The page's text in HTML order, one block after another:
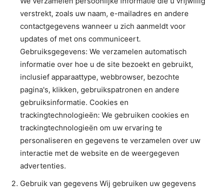
verstrekt, zoals uw naam, e-mailadres en andere
contactgegevens wanneer u zich aanmeldt voor
updates of met ons communiceert.
Gebruiksgegevens: We verzamelen automatisch
informatie over hoe u de site bezoekt en gebruikt,
inclusief apparaattype, webbrowser, bezochte
pagina's, klikken, gebruikspatronen en andere
gebruiksinformatie. Cookies en
trackingtechnologieën: We gebruiken cookies en
trackingtechnologieën om uw ervaring te
personaliseren en gegevens te verzamelen over uw
interactie met de website en de weergegeven
advertenties.
Gebruik van gegevens Wij gebruiken uw gegevens